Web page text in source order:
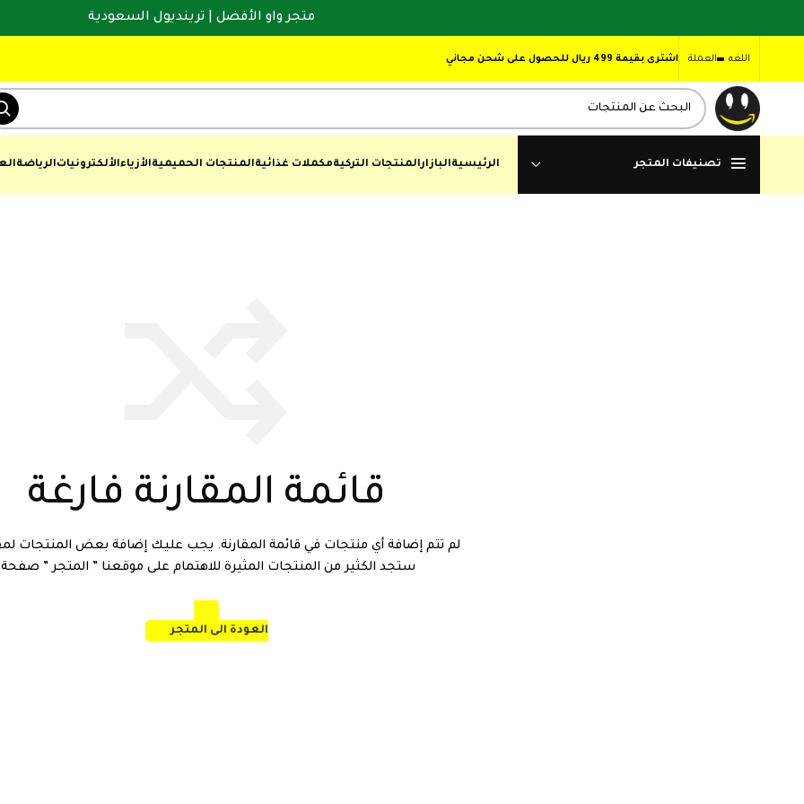
اللغه العملة اشترى بقيمة 499 ريال للحصول على شحن مجاني
تصنيفات المتجر الرئيسيةالبازارالمنتجات التركيةمكملات غذائيةالمنتجات الحميميةالأزياءالألكترونياتالرياضة
قائمة المقارنة فارغة
لم تتم إضافة أي منتجات في قائمة المقارنة. يجب عليك إضافة بعض المنتجات
ستجد الكثير من المنتجات المثيرة للاهتمام على موقعنا ” المتجر ”
العودة الى المتجر
متجر واو الأفضل | ترينديول السعودية